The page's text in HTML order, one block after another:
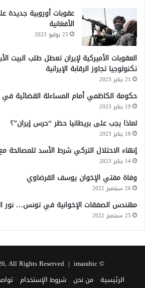
عقوبات أوروبية جديدة
الأفغانية
25 يوليو 2023
العقوبات الأميركية لإيران تعطل طلب البيت
تكنولوجيا تجاوز الرقابة الإيرانية
21 يناير 2023
حكومة الكاظمي أمام المساءلة القضائية
19 يناير 2023
لماذا يجب على بريطانيا حظر “حرس إيران”؟
18 يناير 2023
إنهاء الاحتلال التركي شرط الأسد للمصالحة
14 يناير 2023
وفاة مفتي الإخوان يوسف القرضاوي
26 سبتمبر 2022
مهندس الصفقات الإخوانية في تونس… نور
25 سبتمبر 2022
© Copyright 2026, All Rights Reserved |
imarabic
الرئيسية
من نحن شروط الإستخدام